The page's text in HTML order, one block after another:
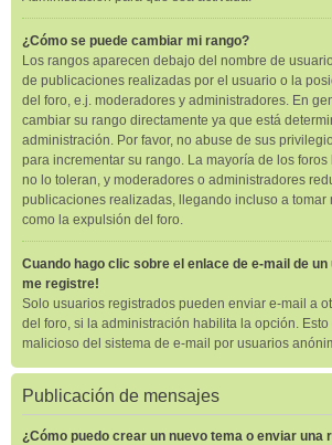
¿Cómo se puede cambiar mi rango?
Los rangos aparecen debajo del nombre de
de publicaciones realizadas por el usuario o la
del foro, e.j. moderadores y administradores. En
cambiar su rango directamente ya que está
administración. Por favor, no abuse de sus
para incrementar su rango. La mayoría de los
no lo toleran, y moderadores o administradores
publicaciones realizadas, llegando incluso a tomar
como la expulsión del foro.
Cuando hago clic sobre el enlace de e-mail de un
me registre!
Solo usuarios registrados pueden enviar e-mail a
del foro, si la administración habilita la opción.
malicioso del sistema de e-mail por usuarios
Publicación de mensajes
¿Cómo puedo crear un nuevo tema o enviar una